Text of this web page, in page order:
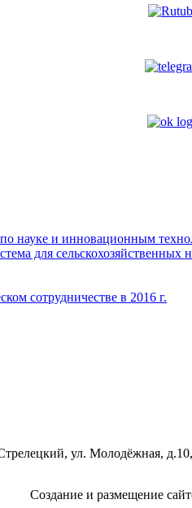
науке и инновационным
для
сотрудничестве в 2016 г.
ул. Молодёжная,
Создание и размещение